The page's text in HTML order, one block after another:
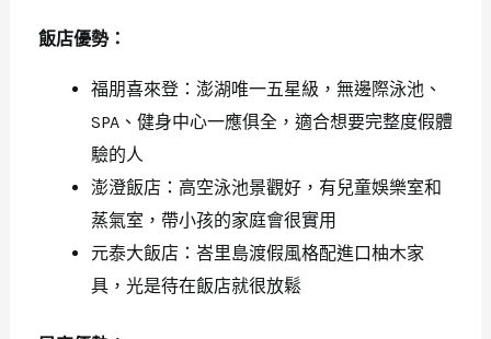
飯店優勢：
福朋喜來登：澎湖唯一五星級，無邊際泳池、
SPA、健身中心一應俱全，適合想要完整度假體
驗的人
澎澄飯店：高空泳池景觀好，有兒童娛樂室和
蒸氣室，帶小孩的家庭會很實用
元泰大飯店：峇里島渡假風格配進口柚木家
具，光是待在飯店就很放鬆